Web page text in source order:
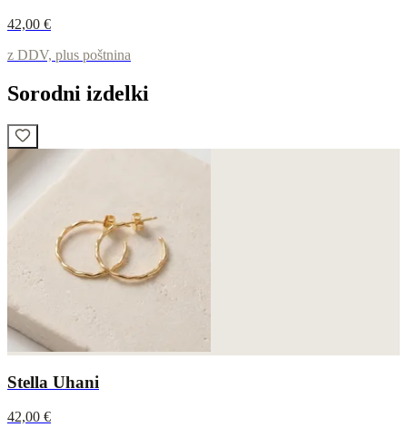
42,00 €
z DDV, plus poštnina
Sorodni izdelki
Stella Uhani
42,00 €